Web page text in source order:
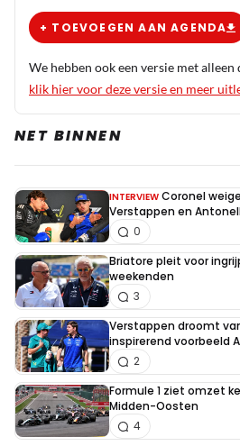
+ TOEVOEGEN AAN AGENDA
We hebben ook een versie met
klik hier voor deze versie en meer
NET BINNEN
INTERVIEW Coronel
Verstappen en
0
Briatore pleit voor
weekenden
3
Verstappen droomt
inspirerend voorbeeld
2
Formule 1 ziet omzet
Midden-Oosten
4